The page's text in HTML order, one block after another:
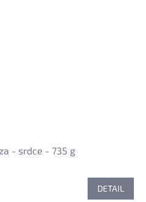
- srdce - 735 g
DETAIL